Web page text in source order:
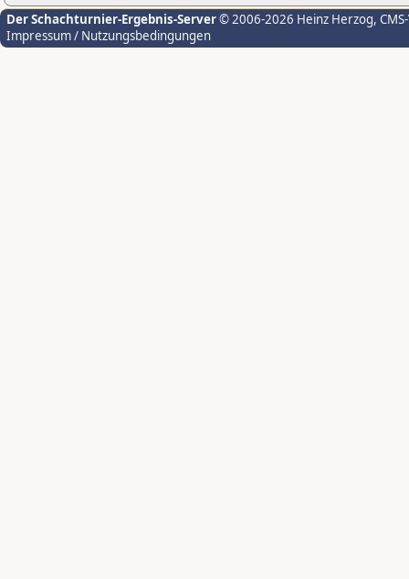
Der Schachturnier-Ergebnis-Server© 2006-2026 Heinz Herzog,
Impressum / Nutzungsbedingungen